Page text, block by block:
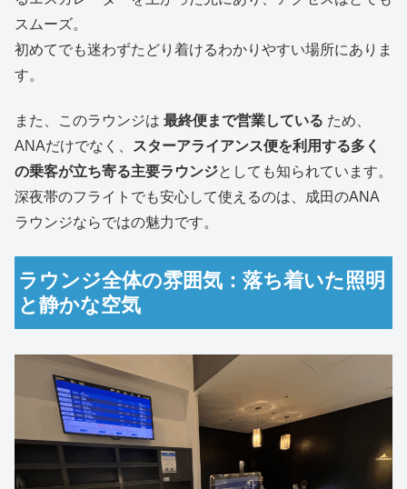
スムーズ。
初めてでも迷わずたどり着けるわかりやすい場所にありま
す。
また、このラウンジは 最終便まで営業している ため、
ANAだけでなく、
スターアライアンス便を利用する多く
の乗客が立ち寄る主要ラウンジとしても知られています。
深夜帯のフライトでも安心して使えるのは、成田のANA
ラウンジならではの魅力です。
ラウンジ全体の雰囲気：落ち着いた照明
と静かな空気